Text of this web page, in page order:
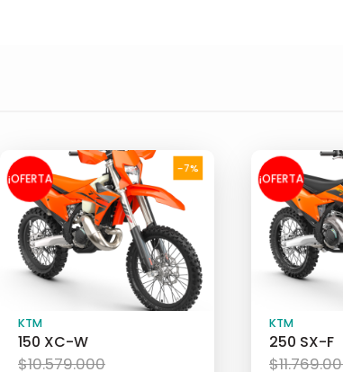
-7%
¡OFERTA
!
KTM
150 XC-W
$10.579.000El
¡OFERTA
!
KTM
250 SX-F
$